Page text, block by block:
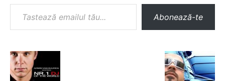
Tastează emailul tău...
Abonează-te